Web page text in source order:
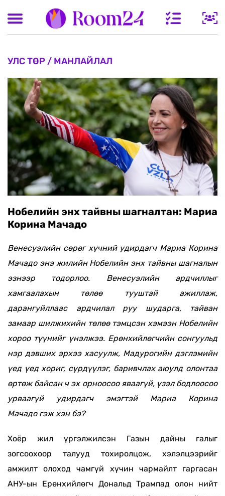
УЛС ТӨР / МАНЛАЙЛАЛ
Нобелийн энх тайвны шагналтан: Мариа
Корина Мачадо
Венесуэлийн сөрөг хүчний удирдагч Мариа Корина
Мачадо энэ жилийн Нобелийн энх тайвны шагналын
эзнээр тодорлоо. Венесуэлийн ардчиллыг
хамгаалахын төлөө тууштай ажиллаж,
дарангуйллаас ардчилал руу шударга, тайван
замаар шилжихийн төлөө тэмцсэн хэмээн Нобелийн
хороо түүнийг үнэлжээ. Ерөнхийлөгчийн сонгуульд
нэр дэвших эрхээ хасуулж, Мадурогийн дэглэмийн
үед үед хориг, сүрдүүлэг, баривчлах аюулд олонтаа
өртөж байсан ч эх орноосоо яваагүй, үзэл бодлоосоо
урваагүйудирдагч эмэгтэй Мариа Корина
Мачадогэж хэн бэ?
Хоёр жил үргэлжилсэн Газын дайны галыг
зогсоохоор талууд тохиролцож, хэлэлцээрийг
амжилт олоход чамгүй хүчин чармайлт гаргасан
АНУ-ын Ерөнхийлөгч Дональд Трампад олон нийт